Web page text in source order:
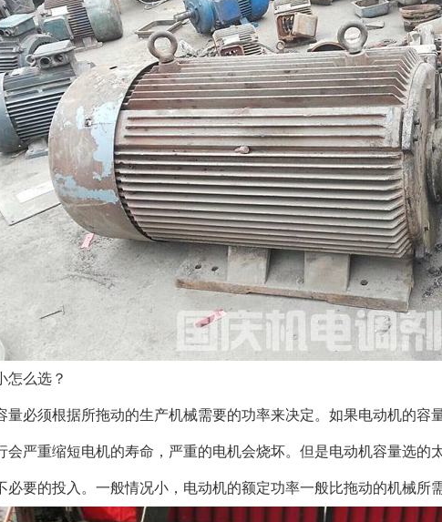
怎么选？
量必须根据所拖动的生产机械需要的功率来决定。如果电动机的容
会严重缩短电机的寿命，严重的电机会烧坏。但是电动机容量选的
必要的投入。一般情况小，电动机的额定功率一般比拖动的机械所